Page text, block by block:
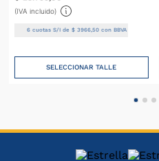
(IVA incluido)
6cuotas S/I de $ 3966, 50con BBVA
SELECCIONAR TALLE